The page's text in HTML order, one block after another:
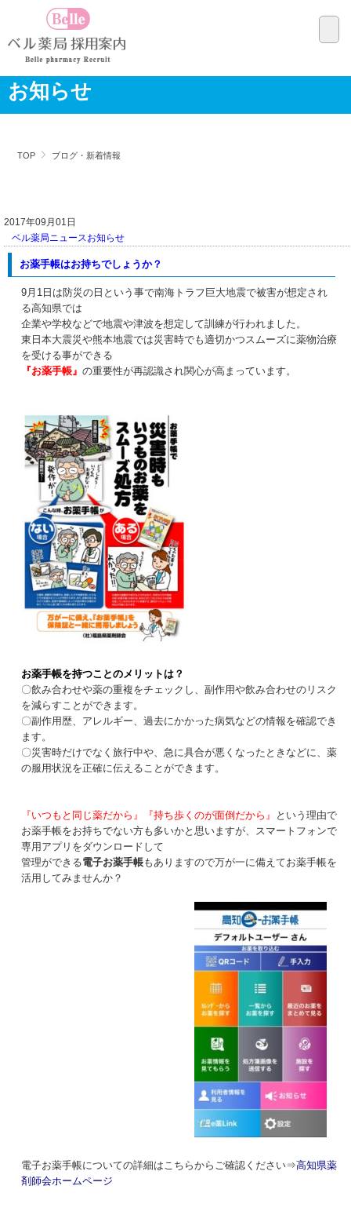
お知らせ
TOP ブログ・新着情報
2017年09月01日
ベル薬局ニュースお知らせ
お薬手帳はお持ちでしょうか？
9月1日は防災の日という事で南海トラフ巨大地震で被害が想定され
る高知県では
企業や学校などで地震や津波を想定して訓練が行われました。
東日本大震災や熊本地震では災害時でも適切かつスムーズに薬物治療
を受ける事ができる
『お薬手帳』の重要性が再認識され関心が高まっています。
お薬手帳を持つことのメリットは？
〇飲み合わせや薬の重複をチェックし、副作用や飲み合わせのリスク
を減らすことができます。
〇副作用歴、アレルギー、過去にかかった病気などの情報を確認でき
ます。
〇災害時だけでなく旅行中や、急に具合が悪くなったときなどに、薬
の服用状況を正確に伝えることができます。
『いつもと同じ薬だから』『持ち歩くのが面倒だから』
という理由で
お薬手帳をお持ちでない方も多いかと思いますが、スマートフォンで
専用アプリをダウンロードして
管理ができる電子お薬手帳もありますので万が一に備えてお薬手帳を
活用してみませんか？
電子お薬手帳についての詳細はこちらからご確認ください⇒高知県薬
剤師会ホームページ